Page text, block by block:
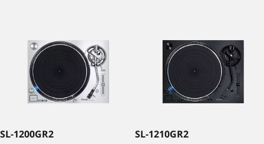
SL-1200GR2
SL-1210GR2